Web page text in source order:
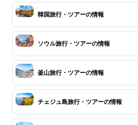
韓国旅行・ツアーの情報
ソウル旅行・ツアーの情報
釜山旅行・ツアーの情報
チェジュ島旅行・ツアーの情報